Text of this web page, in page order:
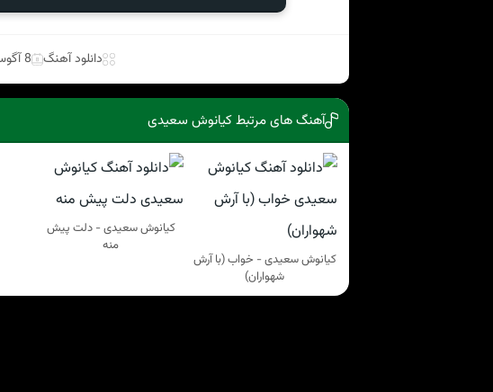
دانلود آهنگ 8 آگوست 2023
آهنگ های مرتبط کیانوش سعیدی
کیانوش سعیدی - خواب (با آرش
شهواران)
کیانوش سعیدی - دلت پیش
منه